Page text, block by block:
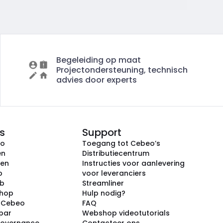
Begeleiding op maat
Projectondersteuning, technisch
advies door experts
Support
Toegang tot Cebeo’s
Distributiecentrum
Instructies voor aanlevering
voor leveranciers
Streamliner
Hulp nodig?
FAQ
Webshop videotutorials